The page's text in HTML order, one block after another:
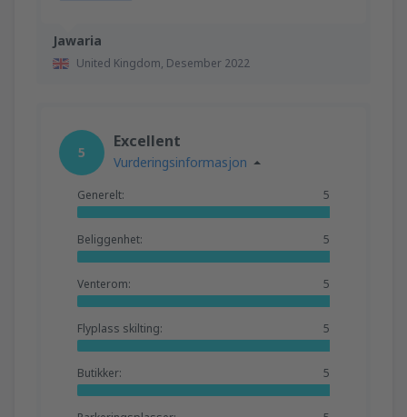
Jawaria
United Kingdom, Desember 2022
5
Excellent
Vurderingsinformasjon
Generelt: 5
Beliggenhet: 5
Venterom: 5
Flyplass skilting: 5
Butikker: 5